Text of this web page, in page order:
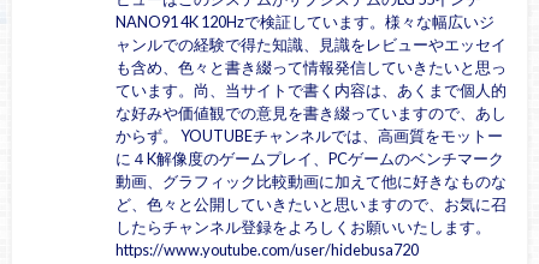
NANO91 4K 120Hzで検証しています。様々な幅広いジ
ャンルでの経験で得た知識、見識をレビューやエッセイ
も含め、色々と書き綴って情報発信していきたいと思っ
ています。尚、当サイトで書く内容は、あくまで個人的
な好みや価値観での意見を書き綴っていますので、あし
からず。 YOUTUBEチャンネルでは、高画質をモットー
に４K解像度のゲームプレイ、PCゲームのベンチマーク
動画、グラフィック比較動画に加えて他に好きなものな
ど、色々と公開していきたいと思いますので、お気に召
したらチャンネル登録をよろしくお願いいたします。
https://www.youtube.com/user/hidebusa720